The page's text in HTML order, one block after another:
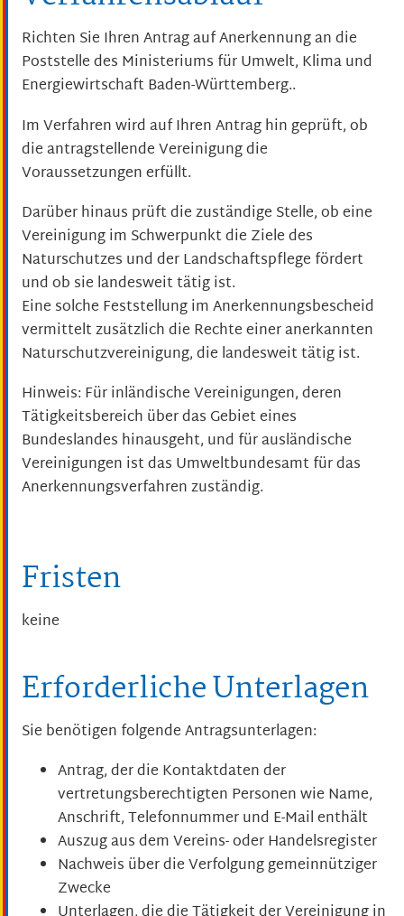
Richten Sie Ihren Antrag auf Anerkennung an die
Poststelle des Ministeriums für Umwelt, Klima und
Energiewirtschaft Baden-Württemberg..
Im Verfahren wird auf Ihren Antrag hin geprüft, ob
die antragstellende Vereinigung die
Voraussetzungen erfüllt.
Darüber hinaus prüft die zuständige Stelle, ob eine
Vereinigung im Schwerpunkt die Ziele des
Naturschutzes und der Landschaftspflege fördert
und ob sie landesweit tätig ist.
Eine solche Feststellung im Anerkennungsbescheid
vermittelt zusätzlich die Rechte einer anerkannten
Naturschutzvereinigung, die landesweit tätig ist.
Hinweis: Für inländische Vereinigungen, deren
Tätigkeitsbereich über das Gebiet eines
Bundeslandes hinausgeht, und für ausländische
Vereinigungen ist das Umweltbundesamt für das
Anerkennungsverfahren zuständig.
Fristen
keine
Erforderliche Unterlagen
Sie benötigen folgende Antragsunterlagen:
Antrag, der die Kontaktdaten der
vertretungsberechtigten Personen wie Name,
Anschrift, Telefonnummer und E-Mail enthält
Auszug aus dem Vereins- oder Handelsregister
Nachweis über die Verfolgung gemeinnütziger
Zwecke